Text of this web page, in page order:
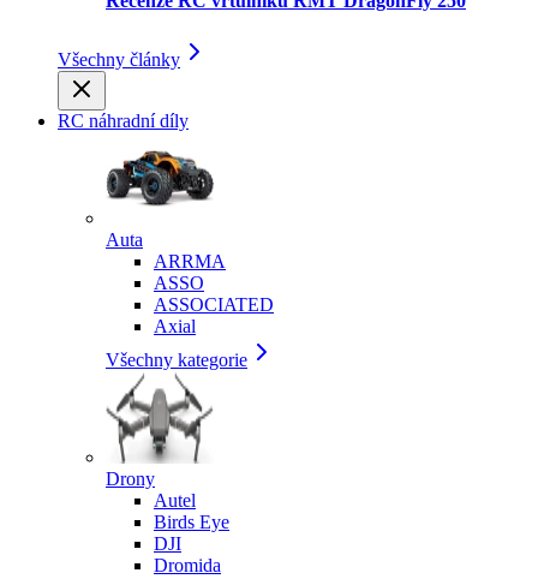
Všechny články
RC náhradní díly
Auta
ARRMA
ASSO
ASSOCIATED
Axial
Všechny kategorie
Drony
Autel
Birds Eye
DJI
Dromida